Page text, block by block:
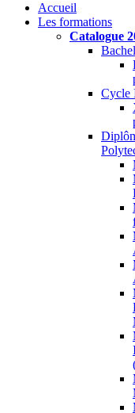
Accueil
Les formations
Catalogue
Cycle